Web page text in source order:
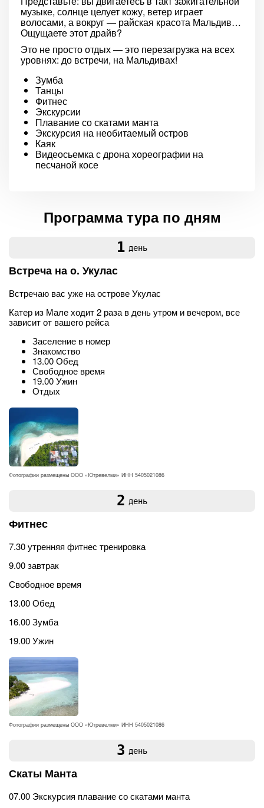
музыке, солнце целует кожу, ветер играет
волосами, а вокруг — райская красота Мальдив…
Ощущаете этот драйв?
Это не просто отдых — это перезагрузка на всех
уровнях: до встречи, на Мальдивах!
Зумба
Танцы
Фитнес
Экскурсии
Плавание со скатами манта
Экскурсия на необитаемый остров
Каяк
Видеосьемка с дрона хореографии на
песчаной косе
Программа тура по дням
1 день
Встреча на о. Укулас
Встречаю вас уже на острове Укулас
Катер из Мале ходит 2 раза в день утром и вечером, все
зависит от вашего рейса
Заселение в номер
Знакомство
13.00 Обед
Свободное время
19.00 Ужин
Отдых
Фотографии размещены ООО «Ютревелми» ИНН 5405021086
2 день
Фитнес
7.30 утренняя фитнес тренировка
9.00 завтрак
Свободное время
13.00 Обед
16.00 Зумба
19.00 Ужин
Фотографии размещены ООО «Ютревелми» ИНН 5405021086
3 день
Скаты Манта
07.00 Экскурсия плавание со скатами манта